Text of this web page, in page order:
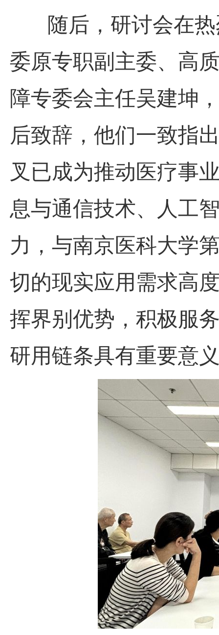
随后， 研讨会在
委原专职副主委、高
障专委会主任吴建坤
后致辞，他们一致指
叉已成为推动医疗事
息与通信技术、人工
力，与南京医科大学
切的现实应用需求高
挥界别优势，积极服
研用链条具有重要意